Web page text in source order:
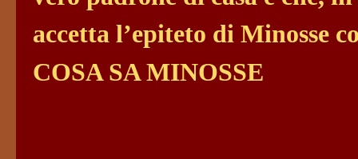
accetta l’epiteto di Minosse
COSA SA MINOSSE